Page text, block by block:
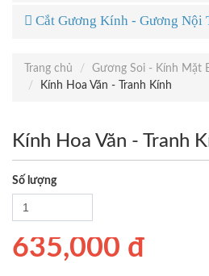
Cắt Gương Kính - Gương Nội
Trang chủ
Gương Soi - Kính Mặt
Kính Hoa Văn - Tranh Kính
Kính Hoa Văn - Tranh
Số lượng
635,000 đ